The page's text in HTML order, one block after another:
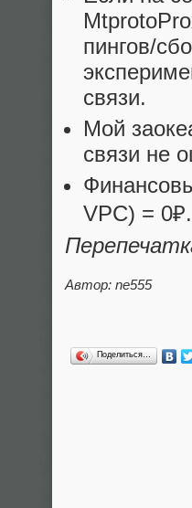
пингов/
связи.
Мой
связи не
VPC) = 0₽.
Автор: ne555
Поделиться…